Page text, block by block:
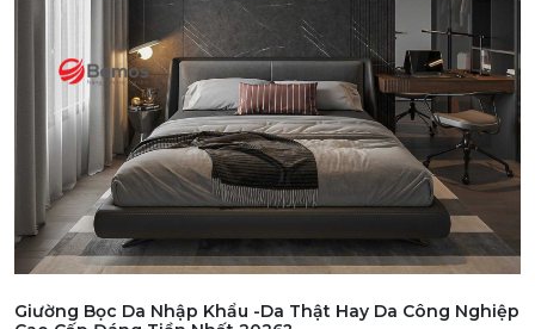
Giường Bọc Da Nhập Khẩu -Da Thật Hay Da Công Nghiệp